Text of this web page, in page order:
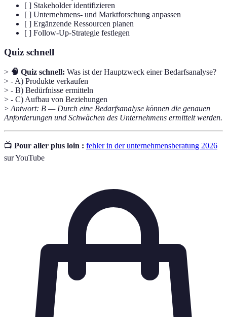
[ ] Stakeholder identifizieren
[ ] Unternehmens- und Marktforschung anpassen
[ ] Ergänzende Ressourcen planen
[ ] Follow-Up-Strategie festlegen
Quiz schnell
> 🧠 Quiz schnell: Was ist der Hauptzweck einer Bedarfsanalyse?
> - A) Produkte verkaufen
> - B) Bedürfnisse ermitteln
> - C) Aufbau von Beziehungen
> Antwort: B — Durch eine Bedarfsanalyse können die genauen
Anforderungen und Schwächen des Unternehmens ermittelt werden.
📺 Pour aller plus loin : fehler in der unternehmensberatung 2026
sur YouTube